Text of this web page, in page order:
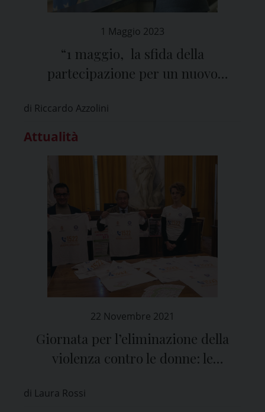
1 Maggio 2023
“1 maggio, la sfida della
partecipazione per un nuovo
di Riccardo Azzolini
Attualità
22 Novembre 2021
Giornata per l’eliminazione della
violenza contro le donne: le
di Laura Rossi